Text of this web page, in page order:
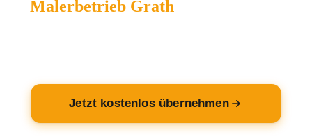
Malerbetrieb Grath
Jetzt kostenlos übernehmen